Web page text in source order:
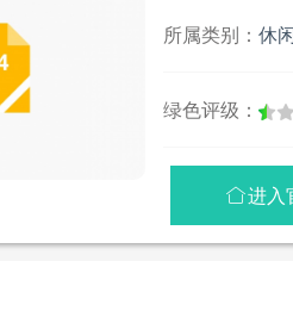
所属类别： 休
绿色评级：
进入